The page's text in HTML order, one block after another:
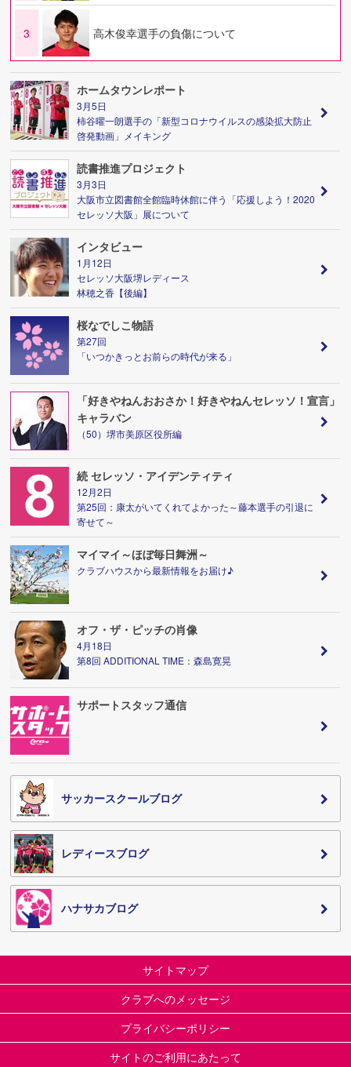
3 高木俊幸選手の負傷について
ホームタウンレポート
3月5日
柿谷曜一朗選手の「新型コロナウイルスの感染拡大防止
啓発動画」メイキング
読書推進プロジェクト
3月3日
大阪市立図書館全館臨時休館に伴う「応援しよう！2020
セレッソ大阪」展について
インタビュー
1月12日
セレッソ大阪堺レディース
林穂之香【後編】
桜なでしこ物語
第27回
「いつかきっとお前らの時代が来る」
「好きやねんおおさか！好きやねんセレッソ！宣言」
キャラバン
（50）堺市美原区役所編
続 セレッソ・アイデンティティ
12月2日
第25回：康太がいてくれてよかった～藤本選手の引退に
寄せて～
マイマイ～ほぼ毎日舞洲～
クラブハウスから最新情報をお届け♪
オフ・ザ・ピッチの肖像
4月18日
第8回 ADDITIONAL TIME：森島寛晃
サポートスタッフ通信
サッカースクールブログ
レディースブログ
ハナサカブログ
サイトマップ
クラブへのメッセージ
プライバシーポリシー
サイトのご利用にあたって